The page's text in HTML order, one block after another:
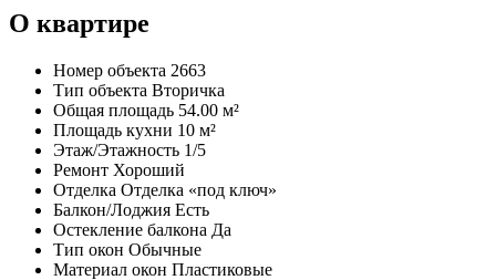
О квартире
Номер объекта 2663
Тип объекта Вторичка
Общая площадь 54.00 м²
Площадь кухни 10 м²
Этаж/Этажность 1/5
Ремонт Хороший
Отделка Отделка «под ключ»
Балкон/Лоджия Есть
Остекление балкона Да
Тип окон Обычные
Материал окон Пластиковые